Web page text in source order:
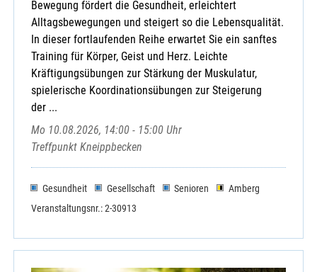
Bewegung fördert die Gesundheit, erleichtert
Alltagsbewegungen und steigert so die Lebensqualität.
In dieser fortlaufenden Reihe erwartet Sie ein sanftes
Training für Körper, Geist und Herz. Leichte
Kräftigungsübungen zur Stärkung der Muskulatur,
spielerische Koordinationsübungen zur Steigerung
der ...
Mo 10.08.2026, 14:00 - 15:00 Uhr
Treffpunkt Kneippbecken
Gesundheit Gesellschaft Senioren
Amberg
Veranstaltungsnr.: 2-30913